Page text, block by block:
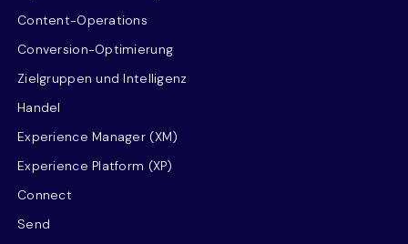
Content-Operations
Conversion-Optimierung
Zielgruppen und Intelligenz
Handel
Experience Manager (XM)
Experience Platform (XP)
Connect
Send